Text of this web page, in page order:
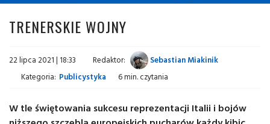
TRENERSKIE WOJNY
22 lipca 2021 | 18:33 Redaktor:
Sebastian Miakinik
Kategoria: Publicystyka 6 min. czytania
W tle świętowania sukcesu reprezentacji Italii i bojów